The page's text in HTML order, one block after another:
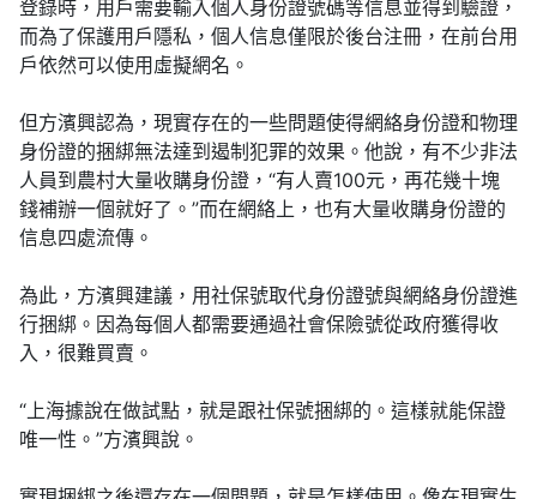
登錄時，用戶需要輸入個人身份證號碼等信息並得到驗證，
而為了保護用戶隱私，個人信息僅限於後台注冊，在前台用
戶依然可以使用虛擬網名。
但方濱興認為，現實存在的一些問題使得網絡身份證和物理
身份證的捆綁無法達到遏制犯罪的效果。他說，有不少非法
人員到農村大量收購身份證，“有人賣100元，再花幾十塊
錢補辦一個就好了。”而在網絡上，也有大量收購身份證的
信息四處流傳。
為此，方濱興建議，用社保號取代身份證號與網絡身份證進
行捆綁。因為每個人都需要通過社會保險號從政府獲得收
入，很難買賣。
“上海據說在做試點，就是跟社保號捆綁的。這樣就能保證
唯一性。”方濱興說。